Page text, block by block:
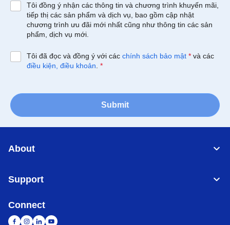
Tôi đồng ý nhận các thông tin và chương trình khuyến mãi,
tiếp thị các sản phẩm và dịch vụ, bao gồm cập nhật
chương trình ưu đãi mới nhất cũng như thông tin các sản
phẩm, dịch vụ mới.
Tôi đã đọc và đồng ý với các chính sách bảo mật * và các
điều kiện, điều khoản *
Submit
About
Support
Connect